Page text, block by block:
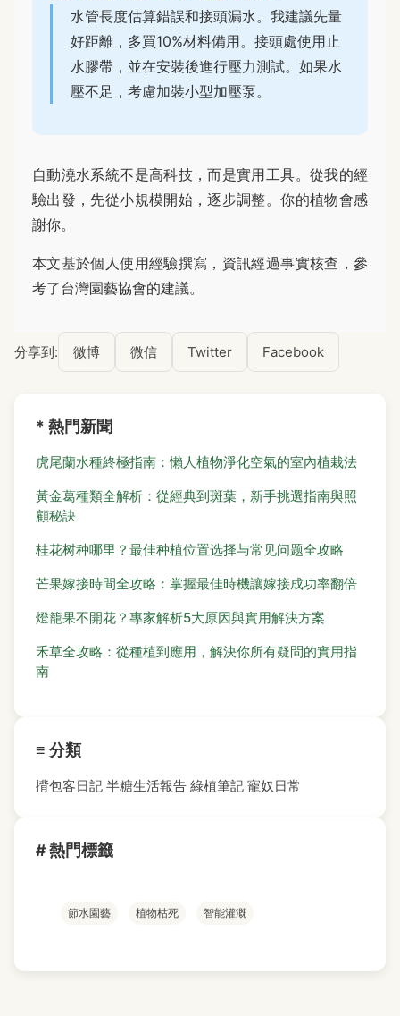
水管長度估算錯誤和接頭漏水。我建議先量
好距離，多買10%材料備用。接頭處使用止
水膠帶，並在安裝後進行壓力測試。如果水
壓不足，考慮加裝小型加壓泵。
自動澆水系統不是高科技，而是實用工具。從我的經
驗出發，先從小規模開始，逐步調整。你的植物會感
謝你。
本文基於個人使用經驗撰寫，資訊經過事實核查，參
考了台灣園藝協會的建議。
分享到: 微博 微信 Twitter Facebook
* 熱門新聞
虎尾蘭水種終極指南：懶人植物淨化空氣的室內植栽法
黃金葛種類全解析：從經典到斑葉，新手挑選指南與照
顧秘訣
桂花树种哪里？最佳种植位置选择与常见问题全攻略
芒果嫁接時間全攻略：掌握最佳時機讓嫁接成功率翻倍
燈籠果不開花？專家解析5大原因與實用解決方案
禾草全攻略：從種植到應用，解決你所有疑問的實用指
南
≡ 分類
揹包客日記 半糖生活報告 綠植筆記 寵奴日常
# 熱門標籤
節水園藝 植物枯死 智能灌溉